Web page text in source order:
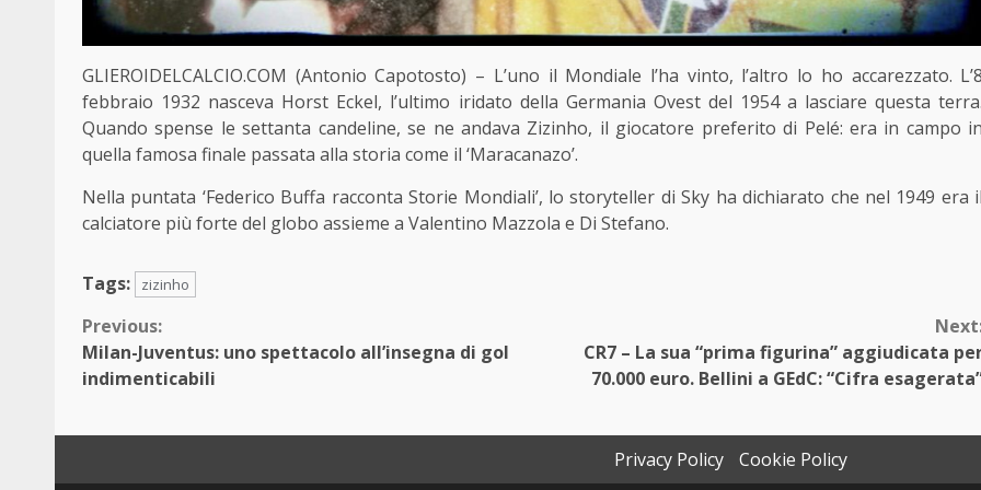
GLIEROIDELCALCIO.COM (Antonio Capotosto) – L’uno il Mondiale l’ha vinto, l’altro lo ho accarezzato. L’8
febbraio 1932 nasceva Horst Eckel, l’ultimo iridato della Germania Ovest del 1954 a lasciare questa terra.
Quando spense le settanta candeline, se ne andava Zizinho, il giocatore preferito di Pelé: era in campo in
quella famosa finale passata alla storia come il ‘Maracanazo’.
Nella puntata ‘Federico Buffa racconta Storie Mondiali’, lo storyteller di Sky ha dichiarato che nel 1949 era il
calciatore più forte del globo assieme a Valentino Mazzola e Di Stefano.
Tags: zizinho
Continue
Reading
Previous:
Milan-Juventus: uno spettacolo all’insegna di gol
indimenticabili
CR7 – La sua “prima figurina” aggiudicata
70.000 euro. Bellini a GEdC: “Cifra
Privacy Policy Cookie Policy